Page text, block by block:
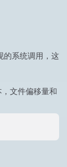
的系统调用，这
文件偏移量和